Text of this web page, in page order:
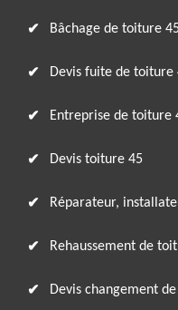
Bâchage de toiture
Devis fuite de toiture
Entreprise de toiture
Devis toiture 45
Réparateur,
Rehaussement de
Devis changement